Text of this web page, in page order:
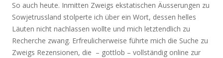
So auch heute. Inmitten Zweigs ekstatischen Äusserungen zu
Sowjetrussland stolperte ich über ein Wort, dessen helles
Läuten nicht nachlassen wollte und mich letztendlich zu
Recherche zwang. Erfreulicherweise führte mich die Suche zu
Zweigs Rezensionen, die – gottlob – vollständig online zur